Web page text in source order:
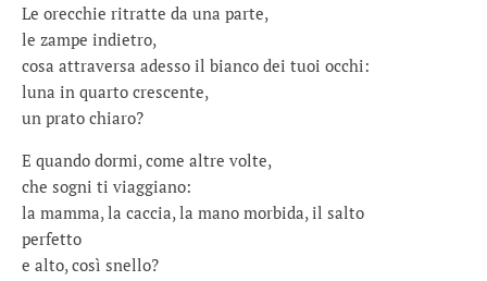
Le orecchie ritratte da una parte,
le zampe indietro,
cosa attraversa adesso il bianco dei tuoi occhi:
luna in quarto crescente,
un prato chiaro?
E quando dormi, come altre volte,
che sogni ti viaggiano:
la mamma, la caccia, la mano morbida, il salto
perfetto
e alto, così snello?